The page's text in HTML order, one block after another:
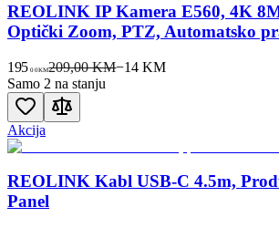
REOLINK IP Kamera E560, 4K
Optički Zoom, PTZ, Automatsko
195 00KM209,00 KM−14 KM
Samo 2 na stanju
Akcija
REOLINK Kabl USB-C 4.5m,
Panel